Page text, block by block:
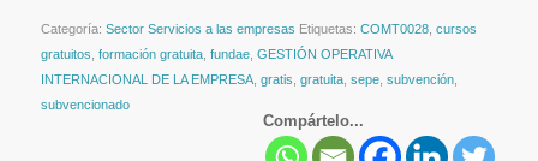
Categoría: Sector Servicios a las empresas Etiquetas: COMT0028, cursos
gratuitos formación gratuita, fundae, GESTIÓN OPERATIVA
INTERNACIONAL DE LA EMPRESA, gratis gratuita, sepe, subvención,
subvencionado
Compártelo...